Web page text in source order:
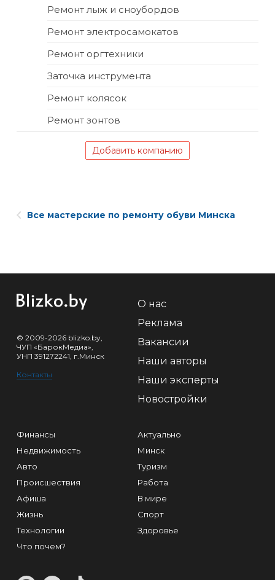
Ремонт лыж и сноубордов
Ремонт электросамокатов
Ремонт оргтехники
Заточка инструмента
Ремонт колясок
Ремонт зонтов
Добавить компанию
Все мастерские по ремонту обуви Минска
© 2009-2026 blizko.by,
ЧУП «БарокМедиа»,
УНП 391272241, г.Минск
Контакты
О нас
Реклама
Вакансии
Наши авторы
Наши эксперты
Новостройки
Финансы
Недвижимость
Авто
Происшествия
Афиша
Жизнь
Технологии
Что почем?
Актуально
Минск
Туризм
Работа
В мире
Спорт
Здоровье